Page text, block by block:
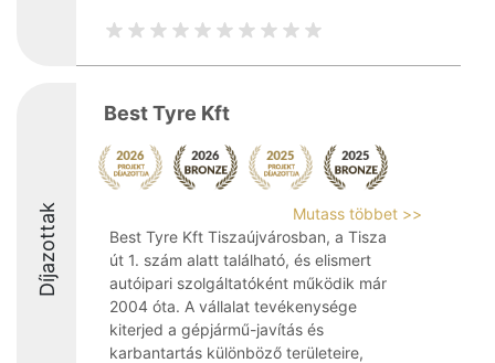
Díjazottak
Best Tyre Kft
Mutass többet >>
Best Tyre Kft Tiszaújvárosban, a Tisza
út 1. szám alatt található, és elismert
autóipari szolgáltatóként működik már
2004 óta. A vállalat tevékenysége
kiterjed a gépjármű-javítás és
karbantartás különböző területeire,